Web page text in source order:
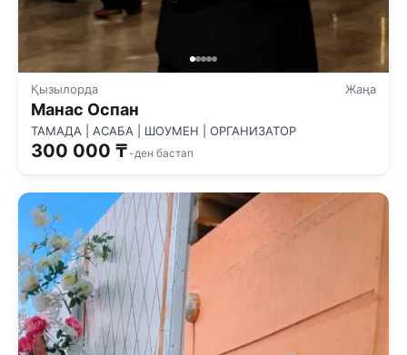
Қызылорда Жаңа
Манас Оспан
ТАМАДА | АСАБА | ШОУМЕН | ОРГАНИЗАТОР
300 000 ₸ -ден бастап